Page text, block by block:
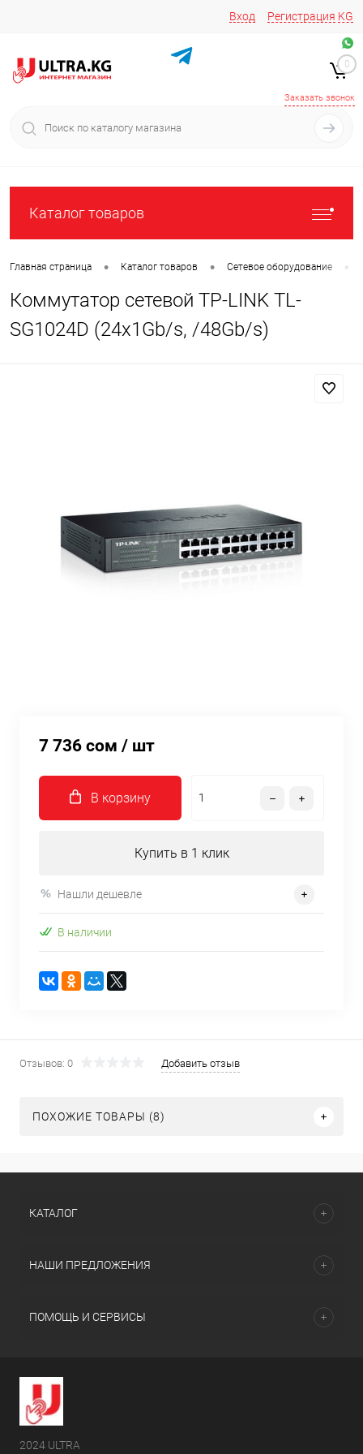
Вход Регистрация KG
+996 776161037
+996 772022908
Заказать звонок
0
Каталог товаров
Главная страница • Каталог товаров • Сетевое оборудование •
Коммутатор сетевой TP-LINK TL-
SG1024D (24x1Gb/s, /48Gb/s)
7 736 сом / шт
В корзину
Купить в 1 клик
Нашли дешевле
В наличии
Отзывов: 0 Добавить отзыв
ПОХОЖИЕ ТОВАРЫ (8)
КАТАЛОГ
НАШИ ПРЕДЛОЖЕНИЯ
ПОМОЩЬ И СЕРВИСЫ
2024 ULTRA